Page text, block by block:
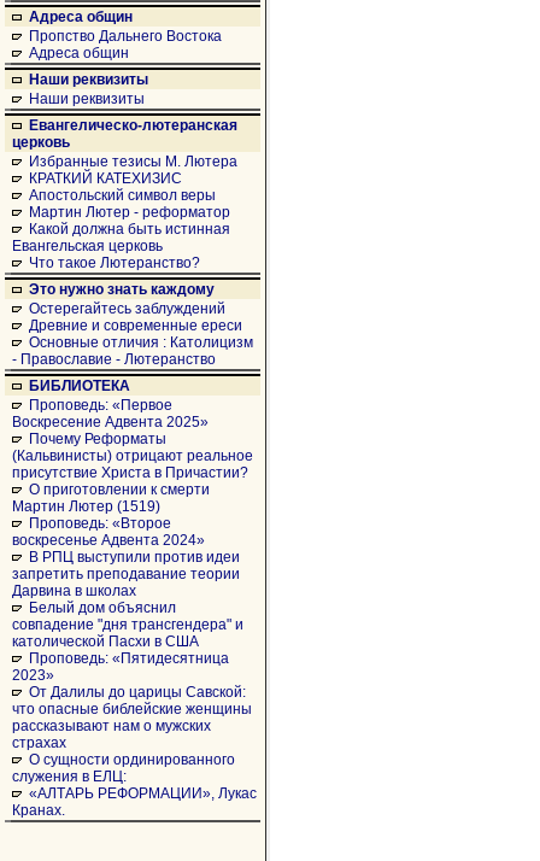
Адреса общин
Пропство Дальнего Востока
Адреса общин
Наши реквизиты
Наши реквизиты
Евангелическо-лютеранская
церковь
Избранные тезисы М. Лютера
КРАТКИЙ КАТЕХИЗИС
Апостольский символ веры
Мартин Лютер - реформатор
Какой должна быть истинная
Евангельская церковь
Что такое Лютеранство?
Это нужно знать каждому
Остерегайтесь заблуждений
Древние и современные ереси
Основные отличия : Католицизм
- Православие - Лютеранство
БИБЛИОТЕКА
Проповедь: «Первое
Воскресение Адвента 2025»
Почему Реформаты
(Кальвинисты) отрицают реальное
присутствие Христа в Причастии?
О приготовлении к смерти
Мартин Лютер (1519)
Проповедь: «Второе
воскресенье Адвента 2024»
В РПЦ выступили против идеи
запретить преподавание теории
Дарвина в школах
Белый дом объяснил
совпадение "дня трансгендера" и
католической Пасхи в США
Проповедь: «Пятидесятница
2023»
От Далилы до царицы Савской:
что опасные библейские женщины
рассказывают нам о мужских
страхах
О сущности ординированного
служения в ЕЛЦ:
«АЛТАРЬ РЕФОРМАЦИИ», Лукас
Кранах.